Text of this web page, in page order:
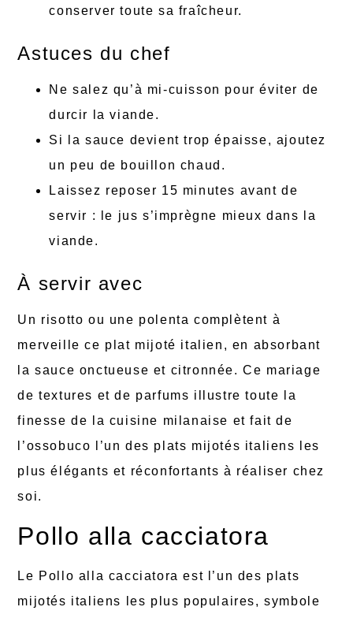
conserver toute sa fraîcheur.
Astuces du chef
Ne salez qu’à mi-cuisson pour éviter de
durcir la viande.
Si la sauce devient trop épaisse, ajoutez
un peu de bouillon chaud.
Laissez reposer 15 minutes avant de
servir : le jus s’imprègne mieux dans la
viande.
À servir avec
Un risotto ou une polenta complètent à
merveille ce plat mijoté italien, en absorbant
la sauce onctueuse et citronnée. Ce mariage
de textures et de parfums illustre toute la
finesse de la cuisine milanaise et fait de
l’ossobuco l’un des plats mijotés italiens les
plus élégants et réconfortants à réaliser chez
soi.
Pollo alla cacciatora
Le Pollo alla cacciatora est l’un des plats
mijotés italiens les plus populaires, symbole